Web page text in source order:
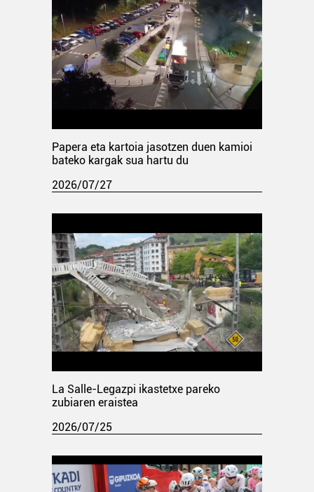
Papera eta kartoia jasotzen duen kamioi
bateko kargak sua hartu du
2026/07/27
La Salle-Legazpi ikastetxe pareko
zubiaren eraistea
2026/07/25